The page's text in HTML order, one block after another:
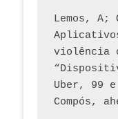
Lemos,
violência
Uber, 99
Compós,